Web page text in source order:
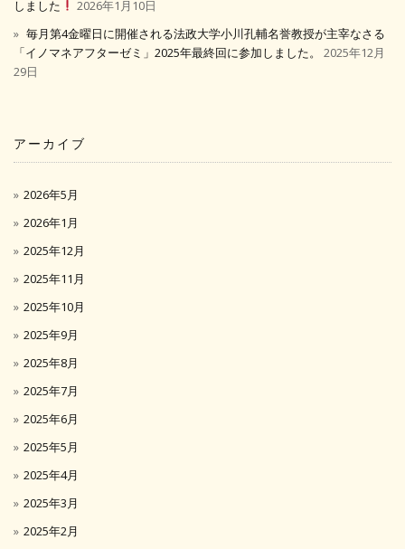
しました
2026年1月10日
毎月第4金曜日に開催される法政大学小川孔輔名誉教授が主宰なさる
「イノマネアフターゼミ」2025年最終回に参加しました。
2025年12月
29日
アーカイブ
2026年5月
2026年1月
2025年12月
2025年11月
2025年10月
2025年9月
2025年8月
2025年7月
2025年6月
2025年5月
2025年4月
2025年3月
2025年2月